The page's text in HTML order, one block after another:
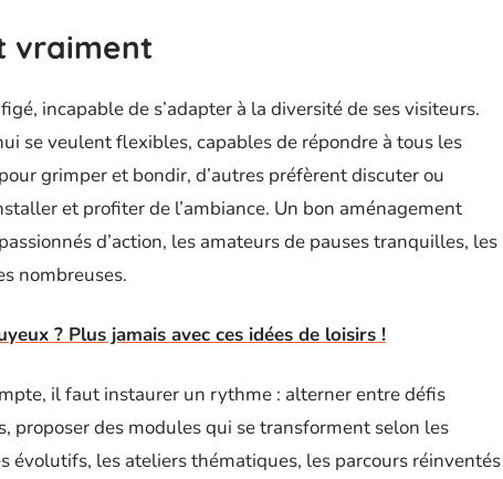
vraiment
incapable de s’adapter à la diversité de ses visiteurs.
se veulent flexibles, capables de répondre à tous les
grimper et bondir, d’autres préfèrent discuter ou
et profiter de l’ambiance. Un bon aménagement
d’action, les amateurs de pauses tranquilles, les
nombreuses.
? Plus jamais avec ces idées de loisirs !
il faut instaurer un rythme : alterner entre défis
proposer des modules qui se transforment selon les
évolutifs, les ateliers thématiques, les parcours réinventés